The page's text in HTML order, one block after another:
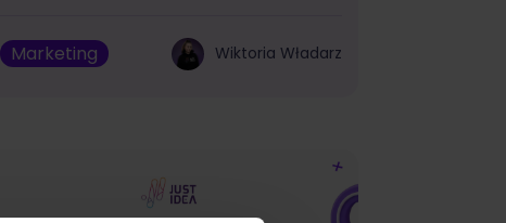
Marketing Wiktoria Władarz